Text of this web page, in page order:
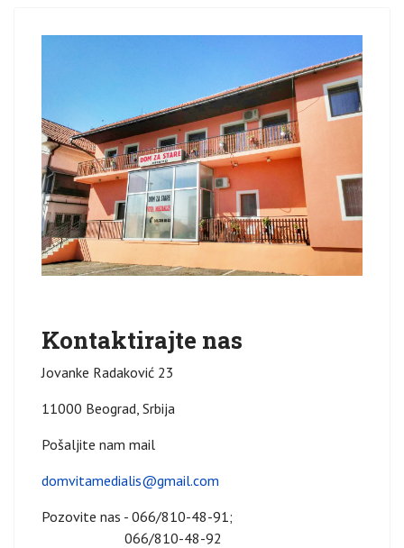
Kontaktirajte nas
Jovanke Radaković 23
11000 Beograd, Srbija
Pošaljite nam mail
domvitamedialis@gmail.com
Pozovite nas - 066/810-48-91;
066/810-48-92